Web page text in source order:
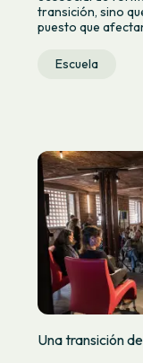
transición, sino
puesto que
Escuela
Una transición